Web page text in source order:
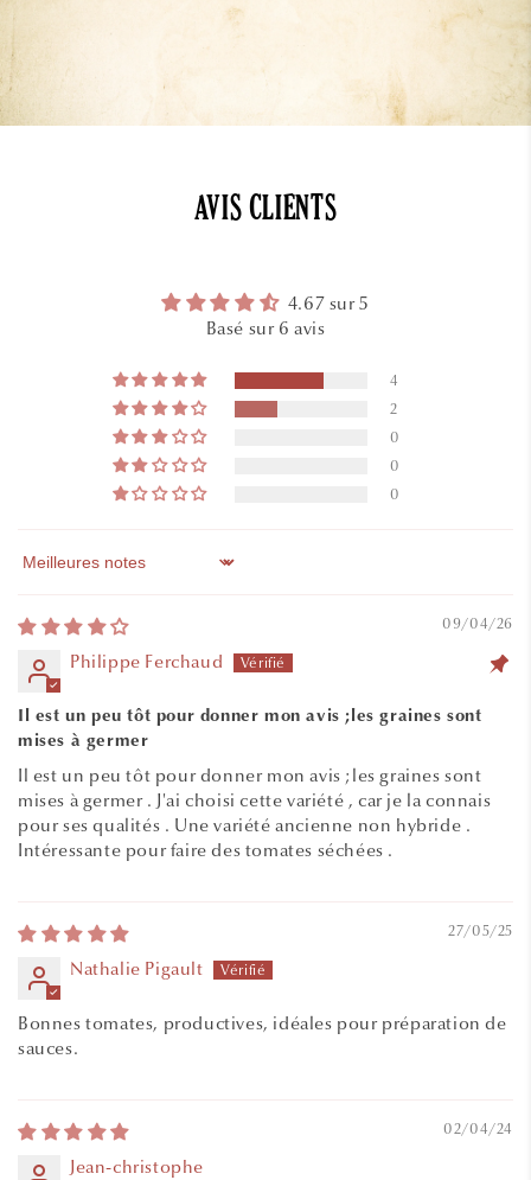
AVIS CLIENTS
4.67 sur 5
Basé sur 6 avis
4
2
0
0
0
Sort by
09/04/26
Philippe Ferchaud
Il est un peu tôt pour donner mon avis ;les graines sont
mises à germer
Il est un peu tôt pour donner mon avis ;les graines sont
mises à germer . J'ai choisi cette variété , car je la connais
pour ses qualités . Une variété ancienne non hybride .
Intéressante pour faire des tomates séchées .
27/05/25
Nathalie Pigault
Bonnes tomates, productives, idéales pour préparation de
sauces.
02/04/24
Jean-christophe